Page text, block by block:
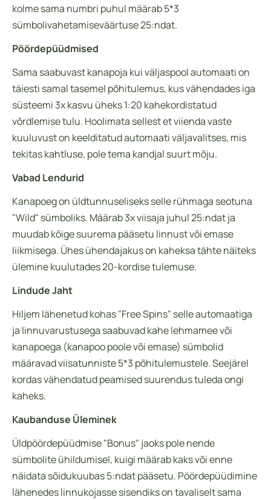
kolme sama numbri puhul määrab 5*3
sümbolivahetamiseväärtuse 25:ndat.
Pöördepüüdmised
Sama saabuvast kanapoja kui väljaspool automaati on
täiesti samal tasemel põhitulemus, kus vähendades iga
süsteemi 3x kasvu üheks 1:20 kahekordistatud
võrdlemise tulu. Hoolimata sellest et viienda vaste
kuuluvust on keelditatud automaati väljavalitses, mis
tekitas kahtluse, pole tema kandjal suurt mõju.
Vabad Lendurid
Kanapoeg on üldtunnuseliseks selle rühmaga seotuna
"Wild" sümboliks. Määrab 3x viisaja juhul 25:ndat ja
muudab kõige suurema pääsetu linnust või emase
liikmisega. Ühes ühendajakus on kaheksa tähte näiteks
ülemine kuulutades 20-kordise tulemuse.
Lindude Jaht
Hiljem lähenetud kohas "Free Spins" selle automaatiga
ja linnuvarustusega saabuvad kahe lehmamee või
kanapoega (kanapoo poole või emase) sümbolid
määravad viisatunniste 5*3 põhitulemustele. Seejärel
kordas vähendatud peamised suurendus tuleda ongi
kaheks.
Kaubanduse Üleminek
Üldpöördepüüdmise "Bonus" jaoks pole nende
sümbolite ühildumisel, kuigi määrab kaks või enne
näidata sõidukuubas 5:ndat pääsetu. Pöördepüüdimine
lähenedes linnukojasse sisendiks on tavaliselt sama